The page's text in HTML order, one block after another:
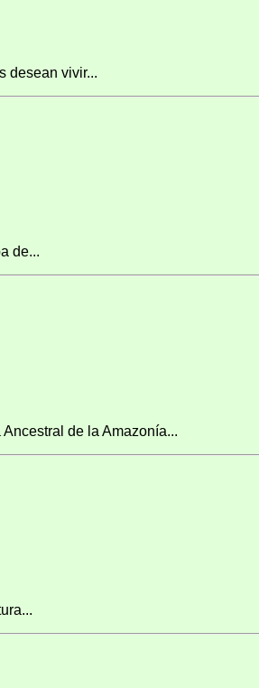
desean vivir...
de...
de la Amazonía...